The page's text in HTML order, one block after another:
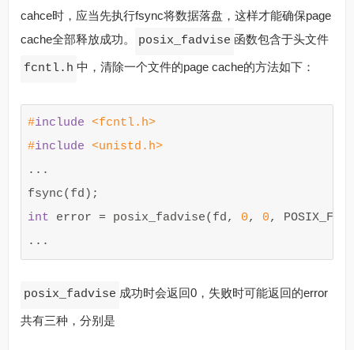
cahce时，应当先执行fsync将数据落盘，这样才能确保page
cache全部释放成功。
posix_fadvise 函数包含于头文件
fcntl.h 中，清除一个文件的page cache的方法如下：
#include <fcntl.h>
#include <unistd.h>
...
fsync( fd );
int
error = posix_fadvise( fd, 0, 0,
...
posix_fadvise 成功时会返回0，失败时可能返回的error
共有三种，分别是